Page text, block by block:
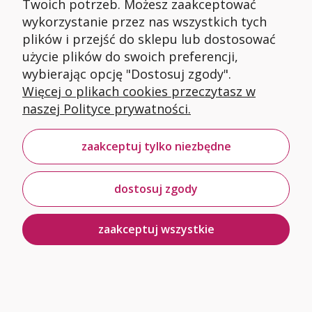
równoznaczne ze zgodą na otrzymywanie
informacji handlowych o której mowa w art. 10
ust. 2 ustawy z dnia 18 lipca 2002 r. o
świadczeniu usług drogą elektroniczną (t.j. Dz.
U. z 2020 poz 344 z późn. zm.)
Korzystanie z Newslettera następuje poprzez
podanie adresu poczty elektronicznej, na który
będą wysyłane wiadomości elektroniczne –
Newsletter (po kliknięciu w formularzu
widocznym na stronie Sklepu Internetowego).
Na Newsletter można się również zapisać
poprzez zaznaczenie odpowiedniego
checkboxa, np. w trakcie zakładania Konta –
z chwilą utworzenia Konta Klient zostaje
zapisany na Newsletter oraz podczas składania
Twoich potrzeb. Możesz zaakceptować
wykorzystanie przez nas wszystkich tych
plików i przejść do sklepu lub dostosować
użycie plików do swoich preferencji,
wybierając opcję "Dostosuj zgody".
Więcej o plikach cookies przeczytasz w
naszej Polityce prywatności.
zaakceptuj tylko niezbędne
dostosuj zgody
zaakceptuj wszystkie